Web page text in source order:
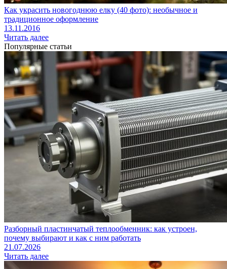
Как украсить новогоднюю елку (40 фото): необычное и
традиционное оформление
13.11.2016
Читать далее
Популярные статьи
Разборный пластинчатый теплообменник: как устроен,
почему выбирают и как с ним работать
21.07.2026
Читать далее